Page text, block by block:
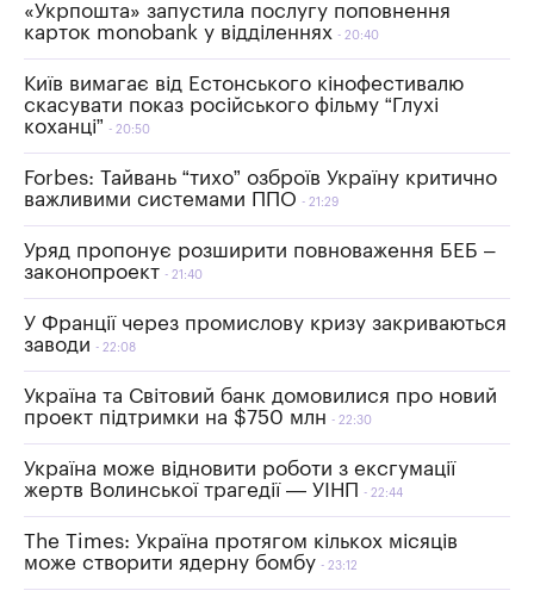
«Укрпошта» запустила послугу поповнення
карток monobank у відділеннях
20:40
Київ вимагає від Естонського кінофестивалю
скасувати показ російського фільму “Глухі
коханці”
20:50
Forbes: Тайвань “тихо” озброїв Україну критично
важливими системами ППО
21:29
Уряд пропонує розширити повноваження БЕБ –
законопроект
21:40
У Франції через промислову кризу закриваються
заводи
22:08
Україна та Світовий банк домовилися про новий
проект підтримки на $750 млн
22:30
Україна може відновити роботи з ексгумації
жертв Волинської трагедії — УІНП
22:44
The Times: Україна протягом кількох місяців
може створити ядерну бомбу
23:12